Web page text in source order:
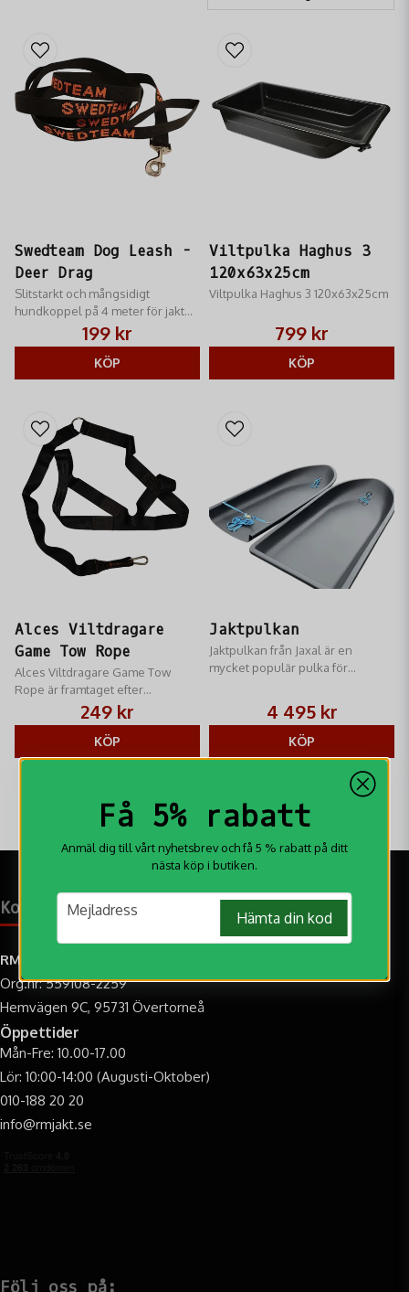
Swedteam Dog Leash -
Deer Drag
Slitstarkt och mångsidigt
hundkoppel på 4 meter för jakt
199 kr
KÖP
Viltpulka Haghus 3
120x63x25cm
Viltpulka Haghus 3 120x63x25cm
799 kr
KÖP
Alces Viltdragare
Game Tow Rope
Alces Viltdragare Game Tow
Rope är framtaget efter
önskemål från aktiva jägare
249 kr
KÖP
Jaktpulkan
Jaktpulkan från Jaxal är en
mycket populär pulka för
utrusning. FRAKTTILLÄGG 900KR
4 495 kr
KÖP
Få 5% rabatt
Anmäl dig till vårt nyhetsbrev och få 5 % rabatt på ditt
nästa köp i butiken.
email
Mejladress Hämta din kod
Kontakt & öppettider
RM Jakt AB
Org.nr: 559108-2259
Hemvägen 9C, 95731 Övertorneå
Öppettider
Mån-Fre: 10.00-17.00
Lör: 10:00-14:00 (Augusti-Oktober)
010-188 20 20
info@rmjakt.se